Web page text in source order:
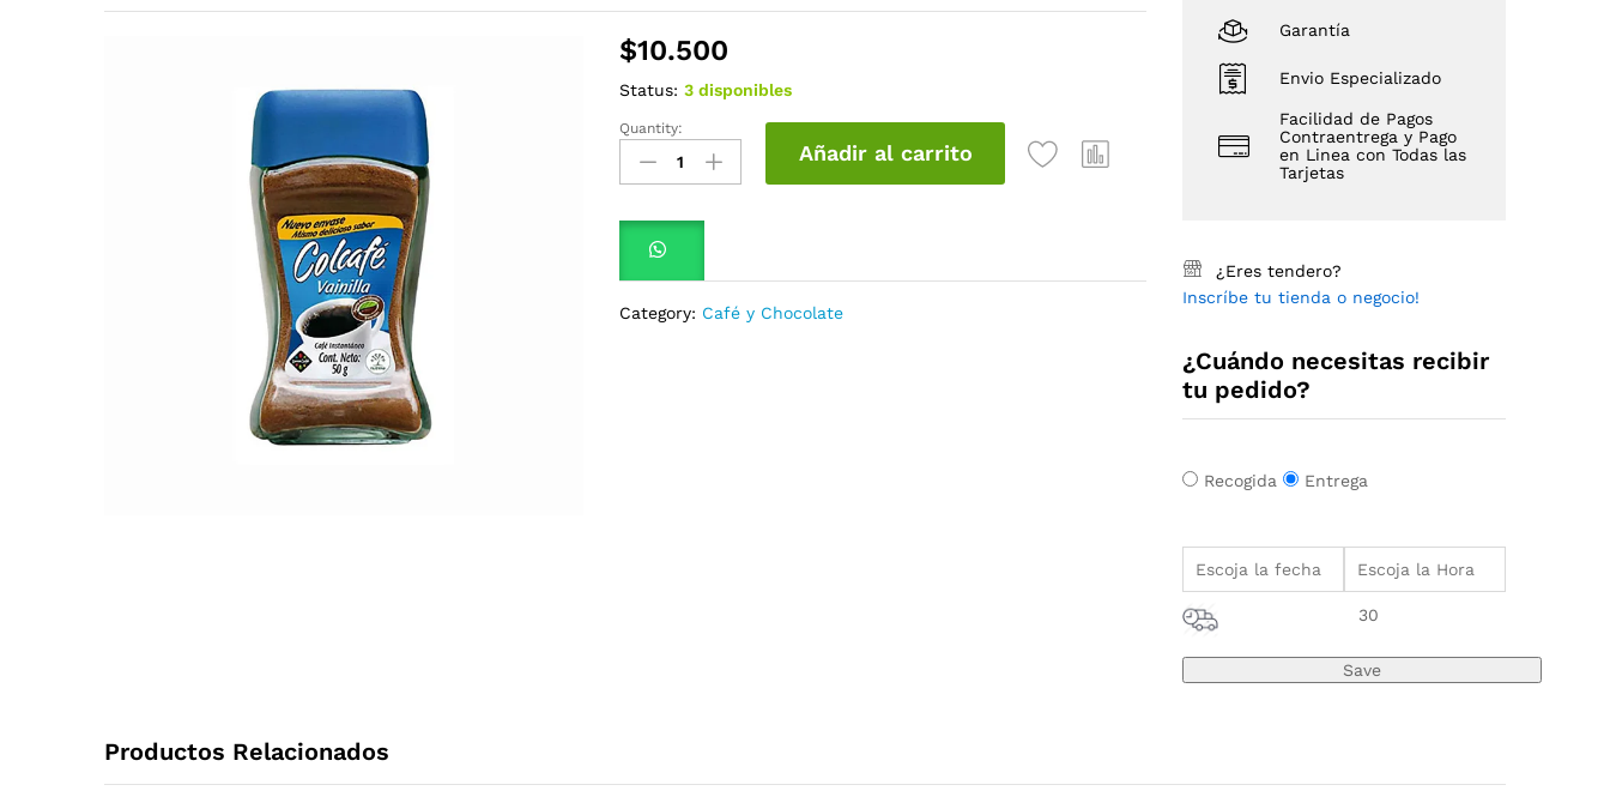
$10.500
Status: 3 disponibles
Colcafe
Vainilla
x50Gr
Quantity:
Añadir al carrito
Category: Café y Chocolate
Garantía
Envio Especializado
Facilidad de Pagos
Contraentrega y Pago
en Linea con Todas las
Tarjetas
¿Eres tendero?
Inscríbe tu tienda o negocio!
¿Cuándo necesitas recibir
tu pedido?
Recogida Entrega
30
Productos Relacionados